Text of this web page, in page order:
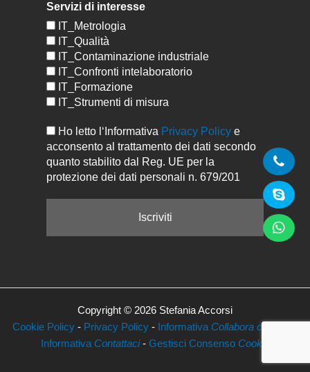
Servizi di interesse
IT_Metrologia
IT_Qualità
IT_Contaminazione industriale
IT_Confronti intelaboratorio
IT_Formazione
IT_Strumenti di misura
Ho letto l‘Informativa Privacy Policy e
acconsento al trattamento dei dati secondo
quanto stabilito dal Reg. UE per la
protezione dei dati personali n. 679/201
Copyright © 2026 Stefania Accorsi
Cookie Policy - Privacy Policy - Informativa Collabora con Noi
Informativa Contattaci- Gestisci Consenso Cookie